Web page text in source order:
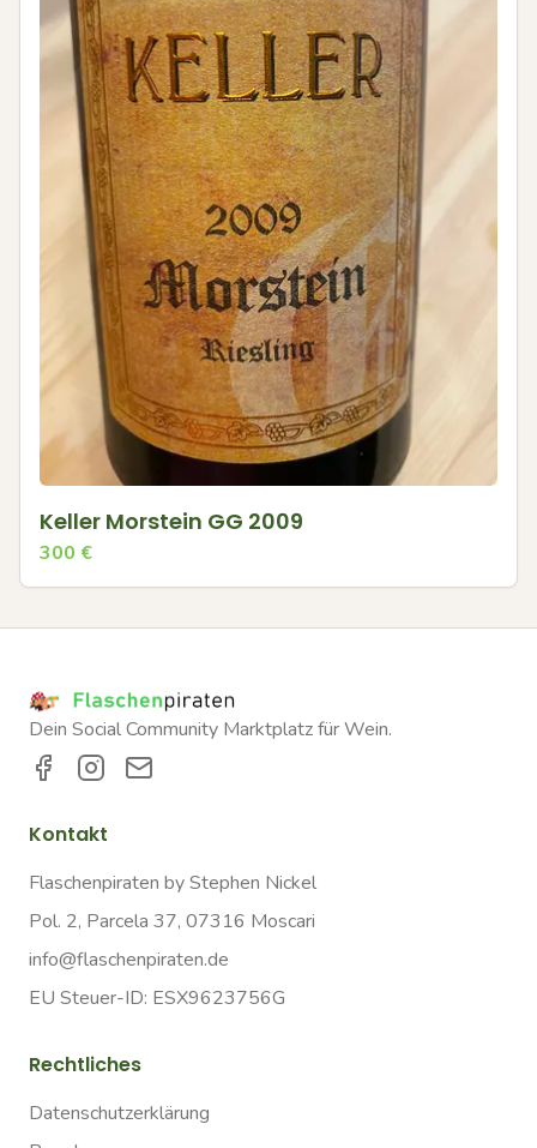
Keller Morstein GG 2009
300 €
Dein Social Community Marktplatz für Wein.
Kontakt
Flaschenpiraten by Stephen Nickel
Pol. 2, Parcela 37, 07316 Moscari
info@flaschenpiraten.de
EU Steuer-ID: ESX9623756G
Rechtliches
Datenschutzerklärung